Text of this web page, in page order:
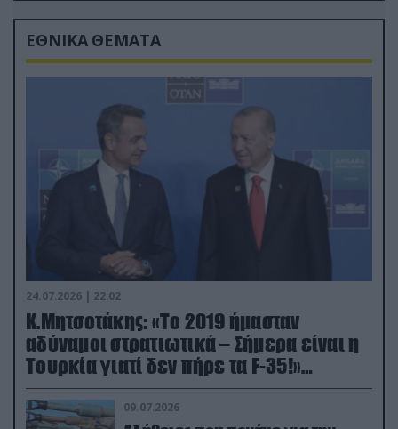
ΕΘΝΙΚΑ ΘΕΜΑΤΑ
24.07.2026 | 22:02
Κ.Μητσοτάκης: «Το 2019 ήμασταν
αδύναμοι στρατιωτικά – Σήμερα είναι η
Τουρκία γιατί δεν πήρε τα F-35!»
(βίντεο)
09.07.2026